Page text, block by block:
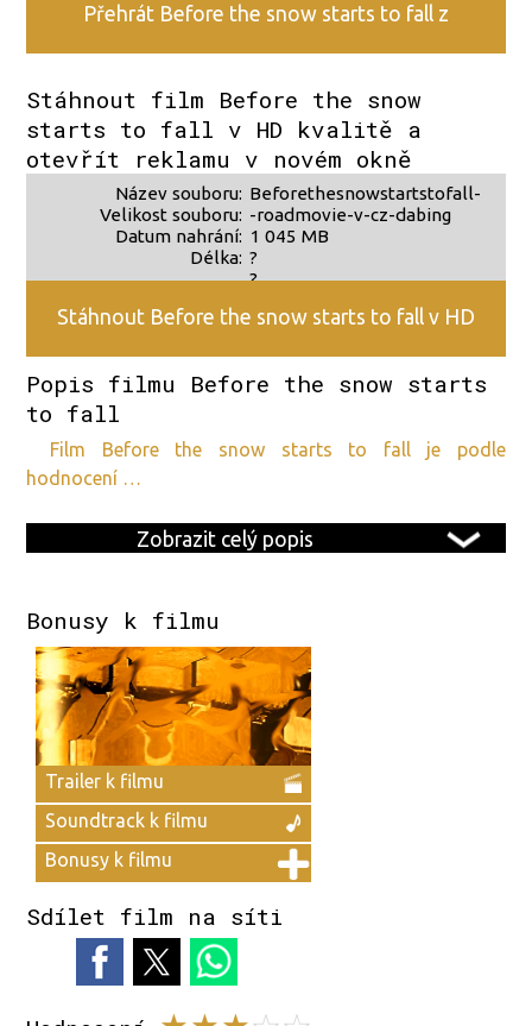
Přehrát Before the snow starts to fall z
Stáhnout film Before the snow
starts to fall v HD kvalitě a
otevřít reklamu v novém okně
Název souboru:
Velikost souboru:
Datum nahrání:
Délka:
Beforethesnowstartstofall-
-roadmovie-v-cz-dabing
1 045 MB
?
?
Stáhnout Before the snow starts to fall v HD
kvalitě
Popis filmu Before the snow starts
to fall
film Before the snow starts to fall je podle
hodnocení …
Zobrazit celý popis
Bonusy k filmu
Trailer k filmu
Soundtrack k filmu
Bonusy k filmu
Sdílet film na síti